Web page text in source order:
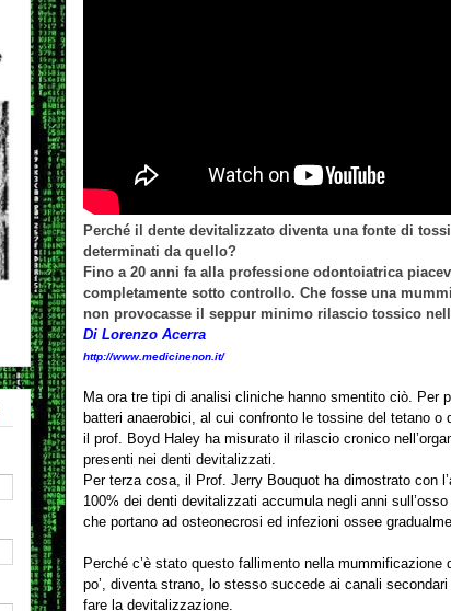
Perché il dente devitalizzato diventa una fonte di
determinati da quello?
Fino a 20 anni fa alla professione odontoiatrica
completamente sotto controllo. Che fosse una
non provocasse il seppur minimo rilascio tossico
DiLorenzo Acerra
http://www.medicinenon.it/
Ma ora tre tipi di analisi cliniche hanno smentito ciò.
batteri anaerobici, al cui confronto le tossine del tetano
il prof. Boyd Haley ha misurato il rilascio cronico
presenti nei denti devitalizzati.
Per terza cosa, il Prof. Jerry Bouquot ha dimostrato con
100% dei denti devitalizzati accumula negli anni
che portano ad osteonecrosi ed infezioni ossee
Perché c’è stato questo fallimento nella
po’, diventa strano, lo stesso succede ai canali
fare la devitalizzazione.